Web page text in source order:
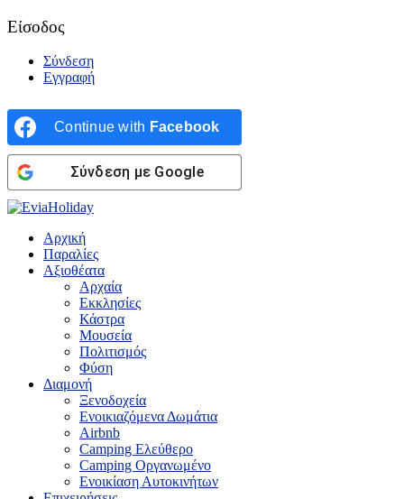
Είσοδος
Σύνδεση
Εγγραφή
Continue with Facebook
Σύνδεση με Google
Αρχική
Παραλίες
Αξιοθέατα
Αρχαία
Εκκλησίες
Κάστρα
Μουσεία
Πολιτισμός
Φύση
Διαμονή
Ξενοδοχεία
Ενοικιαζόμενα Δωμάτια
Airbnb
Camping Ελεύθερο
Camping Οργανωμένο
Ενοικίαση Αυτοκινήτων